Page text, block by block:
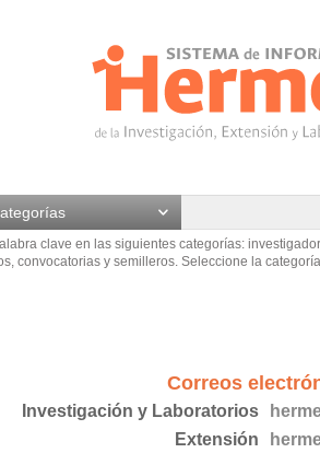
clave en las siguientes categorías:
convocatorias y semilleros. Seleccione la
Correos
Investigación y Laboratorios
Extensión